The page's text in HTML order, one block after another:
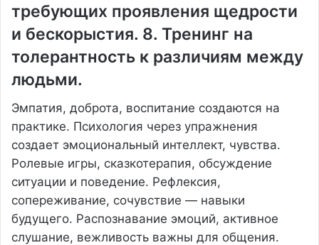
требующих проявления щедрости
и бескорыстия. 8. Тренинг на
толерантность к различиям между
людьми.
Эмпатия, доброта, воспитание создаются на
практике. Психология через упражнения
создает эмоциональный интеллект, чувства.
Ролевые игры, сказкотерапия, обсуждение
ситуации и поведение. Рефлексия,
сопереживание, сочувствие — навыки
будущего. Распознавание эмоций, активное
слушание, вежливость важны для общения.